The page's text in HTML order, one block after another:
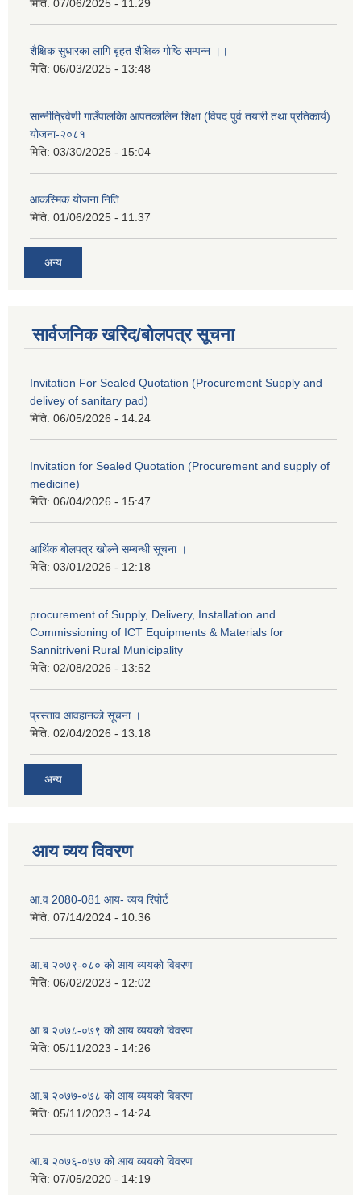
मिति: 07/06/2025 - 11:29
शैक्षिक सुधारका लागि बृहत शैक्षिक गोष्ठि सम्पन्न ।।
मिति: 06/03/2025 - 13:48
सान्नीत्रिवेणी गाउँपालकिा आपतकालिन शिक्षा (विपद पुर्व तयारी तथा प्रतिकार्य)
योजना-२०८१
मिति: 03/30/2025 - 15:04
आकस्मिक योजना निति
मिति: 01/06/2025 - 11:37
अन्य
सार्वजनिक खरिद/बोलपत्र सूचना
Invitation For Sealed Quotation (Procurement Supply and
delivey of sanitary pad)
मिति: 06/05/2026 - 14:24
Invitation for Sealed Quotation (Procurement and supply of
medicine)
मिति: 06/04/2026 - 15:47
आर्थिक बोलपत्र खोल्ने सम्बन्धी सूचना ।
मिति: 03/01/2026 - 12:18
procurement of Supply, Delivery, Installation and
Commissioning of ICT Equipments & Materials for
Sannitriveni Rural Municipality
मिति: 02/08/2026 - 13:52
प्रस्ताव आवहानको सूचना ।
मिति: 02/04/2026 - 13:18
अन्य
आय व्यय विवरण
आ.व 2080-081 आय- व्यय रिपोर्ट
मिति: 07/14/2024 - 10:36
आ.ब २०७९-०८० को आय व्ययको विवरण
मिति: 06/02/2023 - 12:02
आ.ब २०७८-०७९ को आय व्ययको विवरण
मिति: 05/11/2023 - 14:26
आ.ब २०७७-०७८ को आय व्ययको विवरण
मिति: 05/11/2023 - 14:24
आ.ब २०७६-०७७ को आय व्ययको विवरण
मिति: 07/05/2020 - 14:19